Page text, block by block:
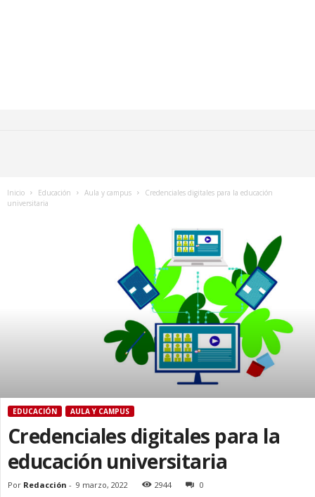
Inicio Educación Aula y campus
Credenciales digitales para la educación
universitaria
EDUCACIÓN AULA Y CAMPUS
Credenciales digitales para la
educación universitaria
Por Redacción - 9 marzo, 2022 2944 0